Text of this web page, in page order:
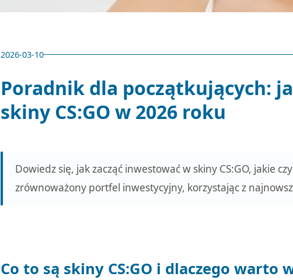
2026-03-10
Poradnik dla początkujących:
skiny CS:GO w 2026 roku
Dowiedz się, jak zacząć inwestować w skiny CS:GO, jakie
zrównoważony portfel inwestycyjny, korzystając z
Co to są skiny CS:GO i dlaczego warto